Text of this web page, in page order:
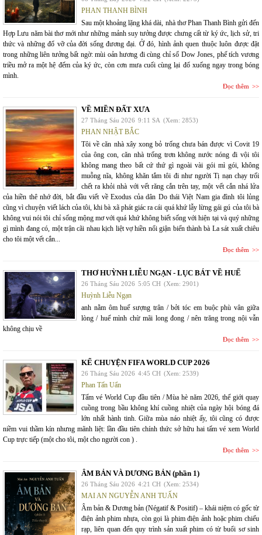
PHAN THANH BÌNH
Sau một khoảng lặng khá dài, nhà thơ Phan Thanh Bình gửi đến
Hợp Lưu năm bài thơ mới như những mảnh suy tưởng được chưng cất từ ký ức, lịch sử, tri
thức và những đổ vỡ của đời sống đương đại. Ở đó, hình ảnh quen thuộc luôn được đặt
trong những liên tưởng bất ngờ: mùi oản hương đi cùng chỉ số Dow Jones, phế tích vương
triều mở ra một hệ đếm của ký ức, còn cơn mưa cuối cùng lại đổ xuống ngay trong bóng
mình.
Đọc thêm
VỀ MIỀN ĐẤT XƯA
27 Tháng Sáu 2026 9:11 SA (Xem: 2853)
PHAN NHẬT BẮC
Tôi về căn nhà xây xong bỏ trống chưa bán được vì Covit 19
của ông con, căn nhà trống trơn không nước nóng đi vội tôi
không mang theo bất cứ thứ gì ngoài vài gói mì gói, không
muỗng nĩa, không khăn tắm tôi đi như người Tị nạn chạy trối
chết ra khỏi nhà với vết răng cắn trên tay, một vết cắn nhá lửa
của hiền thê nhớ đời, bắt đầu viết về Exodus của dân Do thái Việt Nam gia đình tôi lủng
cũng vì chuyện viết lách của tôi, khi bà xã phát giác ra cái quá khứ lẫy lừng gái gú của tôi bà
không vui nói tôi chỉ sống mộng mơ với quá khứ không biết sống với hiện tại và quý những
gì mình đang có, một trận cãi nhau kịch liệt vợ hiền nổi giận biến thành bà La sát xuất chiêu
cho tôi một vết cắn...
Đọc thêm
THƠ HUỲNH LIỄU NGẠN - LỤC BÁT VỀ HUẾ
26 Tháng Sáu 2026 5:05 CH (Xem: 2901)
Huỳnh Liễu Ngạn
anh nằm ôm huế sượng trân / bởi tóc em buộc phù vân giữa
lòng / huế mình chừ mãi long đong / nên trăng trong nội vẫn
không chịu về
Đọc thêm
KỂ CHUYỆN FIFA WORLD CUP 2026
26 Tháng Sáu 2026 4:45 CH (Xem: 2539)
Phan Tấn Uẩn
Tấm vé World Cup đầu tiên / Mùa hè năm 2026, thế giới quay
cuồng trong bầu không khí cuồng nhiệt của ngày hội bóng đá
lớn nhất hành tinh. Giữa mùa náo nhiệt ấy, tôi cũng có được
niềm vui thầm kín nhưng mãnh liệt: lần đầu tiên chính thức sở hữu hai tấm vé xem World
Cup trực tiếp (một cho tôi, một cho người con ) .
Đọc thêm
ÂM BẢN VÀ DƯƠNG BẢN (phần 1)
26 Tháng Sáu 2026 4:21 CH (Xem: 2534)
MAI AN NGUYỄN ANH TUẤN
Âm bản & Dương bản (Négatif & Positif) – khái niệm có gốc từ
điện ảnh phim nhựa, còn gọi là phim điện ảnh hoặc phim chiếu
rạp, liên quan đến quy trình sản xuất phim có từ buổi sơ sinh